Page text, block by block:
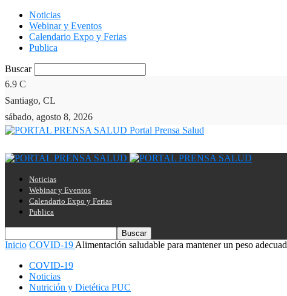
Noticias
Webinar y Eventos
Calendario Expo y Ferias
Publica
Buscar
6.9 C
Santiago, CL
sábado, agosto 8, 2026
Portal Prensa Salud
Noticias
Webinar y Eventos
Calendario Expo y Ferias
Publica
Inicio COVID-19 Alimentación saludable para mantener un peso
COVID-19
Noticias
Nutrición y Dietética PUC